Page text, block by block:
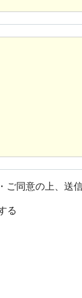
ご同意の上、送
る